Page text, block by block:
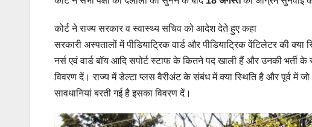
कोर्ट ने राज्य सरकार व स्वास्थ्य सचिव को आदेश देते हुए कहा
सरकारी अस्पतालों में पीडियाट्रिक वार्ड और पीडियाट्रिक वेंटिलेटर की
नर्स एवं वार्ड बॉय आदि सपोर्ट स्टाफ के कितने पद खाली हैं और उनकी भर्ती
विवरण दें। राज्य में डेल्टा प्लस वैरीअंट के संबंध में क्या स्थिति है और पूर्व
सावधानियां बरती गई है इसका विवरण दें।